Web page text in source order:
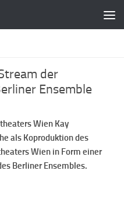
der
Ensemble
Wien Kay
als Koproduktion des
Wien in Form einer
Berliner Ensembles.